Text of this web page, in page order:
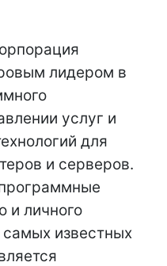
лидером в
услуг и
для
и серверов.
и личного
известных